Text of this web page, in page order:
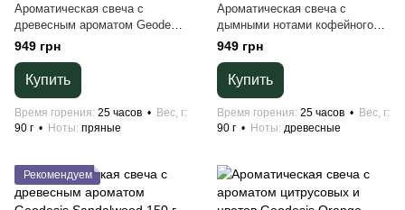
Ароматическая свеча с
древесным ароматом Geodesis
Patchouli 90 г
949 грн
Купить
Время горения 25 часов
Вес, г
90 г
Ноты пряные
Ароматическая свеча с
дымными нотами кофейного
дерева Geodesis Coffee wood
949 грн
Купить
Время горения 25 часов
Вес, г
90 г
Ноты древесные
Рекомендуем